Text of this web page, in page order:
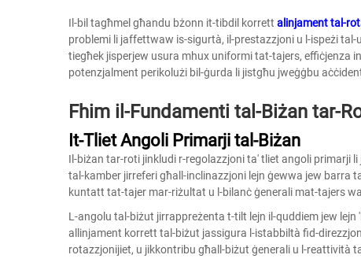
Il-bil tagħmel għandu bżonn it-tibdil korrett alinjament tal-
problemi li jaffettwaw is-sigurtà, il-prestazzjoni u l-ispeżi
tiegħek jisperjew usura mhux uniformi tat-tajers, effiċjenza
potenzjalment perikolużi bil-ġurda li jistgħu jweġġbu
Fhim il-Fundamenti tal-Biżan tar-
It-Tliet Angoli Primarji tal-Biżan
Il-biżan tar-roti jinkludi r-regolazzjoni ta' tliet angoli primarji
tal-kamber jirreferi għall-inclinazzjoni lejn ġewwa jew
kuntatt tat-tajer mar-riżultat u l-bilanċ ġenerali mat-tajers
L-angolu tal-biżut jirrappreżenta t-tilt lejn il-quddiem jew
allinjament korrett tal-biżut jassigura l-istabbiltà fid-
rotazzjonijiet, u jikkontribu għall-biżut ġenerali u l-reattività